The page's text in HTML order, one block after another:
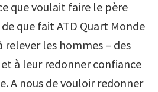
que voulait faire le père
que fait ATD Quart Monde
relever les hommes – des
à leur redonner confiance
A nous de vouloir redonner